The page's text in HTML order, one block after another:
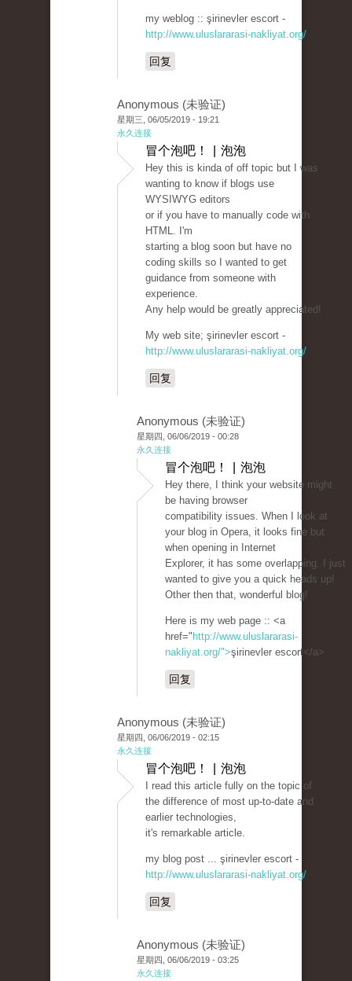
my weblog :: şirinevler escort -
http://www.uluslararasi-nakliyat.org/
回复
Anonymous (未验证)
星期三, 06/05/2019 - 19:21
永久连接
冒个泡吧！ | 泡泡
Hey this is kinda of off topic but I was
wanting to know if blogs use
WYSIWYG editors
or if you have to manually code with
HTML. I'm
starting a blog soon but have no
coding skills so I wanted to get
guidance from someone with
experience.
Any help would be greatly appreciated!
My web site; şirinevler escort -
http://www.uluslararasi-nakliyat.org/
回复
Anonymous (未验证)
星期四, 06/06/2019 - 00:28
永久连接
冒个泡吧！ | 泡泡
Hey there, I think your website might
be having browser
compatibility issues. When I look at
your blog in Opera, it looks fine but
when opening in Internet
Explorer, it has some overlapping. I just
wanted to give you a quick heads up!
Other then that, wonderful blog!
Here is my web page :: <a
href=" http://www.uluslararasi-
nakliyat.org/">şirinevler escort</a>
回复
Anonymous (未验证)
星期四, 06/06/2019 - 02:15
永久连接
冒个泡吧！ | 泡泡
I read this article fully on the topic of
the difference of most up-to-date and
earlier technologies,
it's remarkable article.
my blog post ... şirinevler escort -
http://www.uluslararasi-nakliyat.org/
回复
Anonymous (未验证)
星期四, 06/06/2019 - 03:25
永久连接